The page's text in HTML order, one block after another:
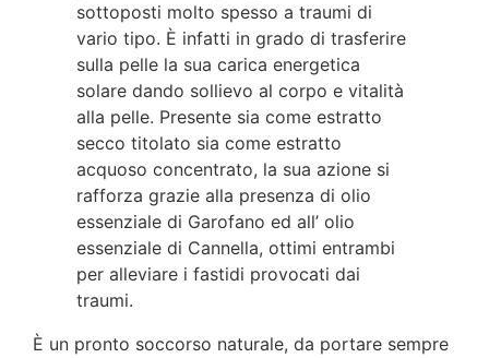
sottoposti molto spesso a traumi di
vario tipo. È infatti in grado di trasferire
sulla pelle la sua carica energetica
solare dando sollievo al corpo e vitalità
alla pelle. Presente sia come estratto
secco titolato sia come estratto
acquoso concentrato, la sua azione si
rafforza grazie alla presenza di olio
essenziale di Garofano ed all’ olio
essenziale di Cannella, ottimi entrambi
per alleviare i fastidi provocati dai
traumi.
È un pronto soccorso naturale, da portare sempre